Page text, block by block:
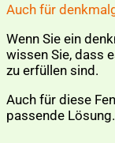
Auch für
Wenn Sie ein
wissen Sie, dass
zu erfüllen sind.
Auch für diese
passende Lösung.